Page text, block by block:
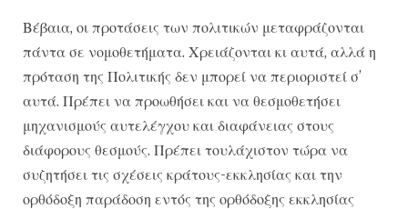
Βέβαια, οι προτάσεις των πολιτικών μεταφράζονται
πάντα σε νομοθετήματα. Χρειάζονται κι αυτά, αλλά η
πρόταση της Πολιτικής δεν μπορεί να περιοριστεί σ’
αυτά. Πρέπει να προωθήσει και να θεσμοθετήσει
μηχανισμούς αυτελέγχου και διαφάνειας στους
διάφορους θεσμούς. Πρέπει τουλάχιστον τώρα να
συζητήσει τις σχέσεις κράτους-εκκλησίας και την
ορθόδοξη παράδοση εντός της ορθόδοξης εκκλησίας